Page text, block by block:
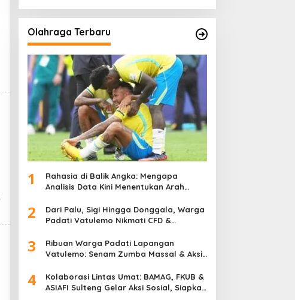
Olahraga Terbaru
1
Rahasia di Balik Angka: Mengapa
Analisis Data Kini Menentukan Arah
2
Dari Palu, Sigi Hingga Donggala, Warga
Padati Vatulemo Nikmati CFD &
3
Ribuan Warga Padati Lapangan
Vatulemo: Senam Zumba Massal & Aksi
Meriah
4
Kolaborasi Lintas Umat: BAMAG, FKUB &
ASIAFI Sulteng Gelar Aksi Sosial, Siapkan